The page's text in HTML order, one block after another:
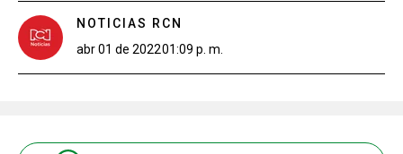
NOTICIAS RCN
abr 01 de 202201:09 p. m.